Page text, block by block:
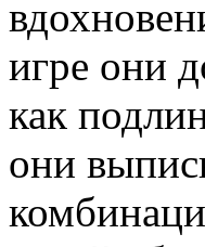
игре они
как
они